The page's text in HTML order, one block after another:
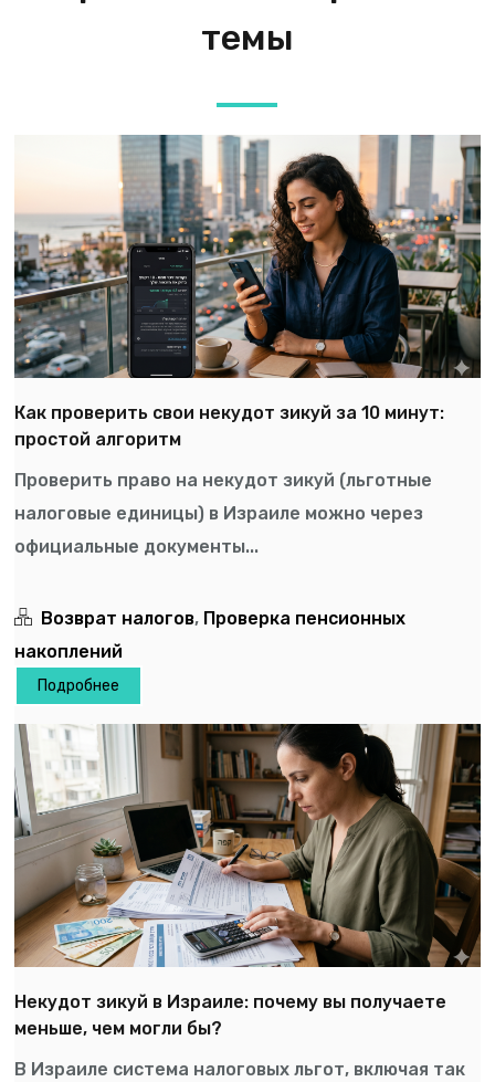
темы
Как проверить свои некудот зикуй за 10 минут:
простой алгоритм
Проверить право на некудот зикуй (льготные
налоговые единицы) в Израиле можно через
официальные документы...
Возврат налогов, Проверка пенсионных
накоплений
Подробнее
Некудот зикуй в Израиле: почему вы получаете
меньше, чем могли бы?
В Израиле система налоговых льгот, включая так